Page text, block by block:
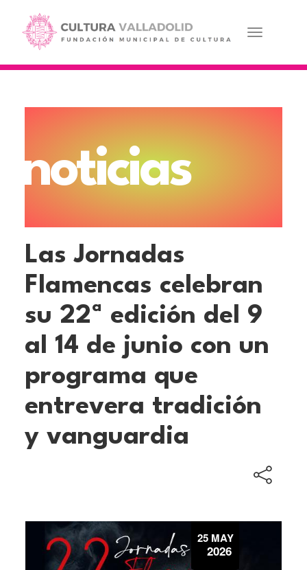
contenido
principal
Toggle
noticias
Las Jornadas
Flamencas celebran
su 22ª edición del 9
al 14 de junio con un
programa que
entrevera tradición
y vanguardia
25 MAY
2026